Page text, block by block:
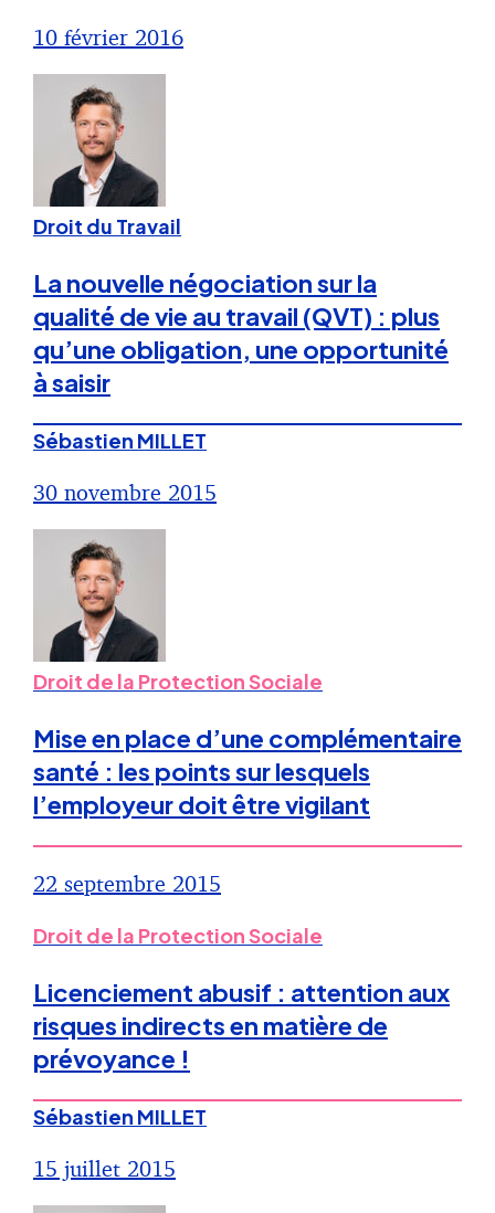
10 février 2016
Droit du Travail
La nouvelle négociation sur la
qualité de vie au travail (QVT) : plus
qu’une obligation, une opportunité
à saisir
Sébastien MILLET
30 novembre 2015
Droit de la Protection Sociale
Mise en place d’une complémentaire
santé : les points sur lesquels
l’employeur doit être vigilant
22 septembre 2015
Droit de la Protection Sociale
Licenciement abusif : attention aux
risques indirects en matière de
prévoyance !
Sébastien MILLET
15 juillet 2015